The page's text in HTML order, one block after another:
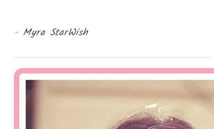
- Myra StarWish